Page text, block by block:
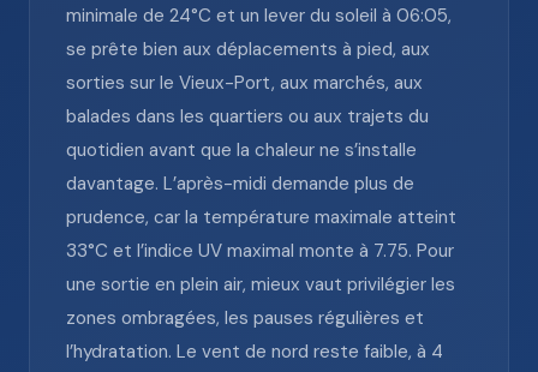
minimale de 24°C et un lever du soleil à 06:05,
se prête bien aux déplacements à pied, aux
sorties sur le Vieux-Port, aux marchés, aux
balades dans les quartiers ou aux trajets du
quotidien avant que la chaleur ne s’installe
davantage. L’après-midi demande plus de
prudence, car la température maximale atteint
33°C et l’indice UV maximal monte à 7.75. Pour
une sortie en plein air, mieux vaut privilégier les
zones ombragées, les pauses régulières et
l’hydratation. Le vent de nord reste faible, à 4